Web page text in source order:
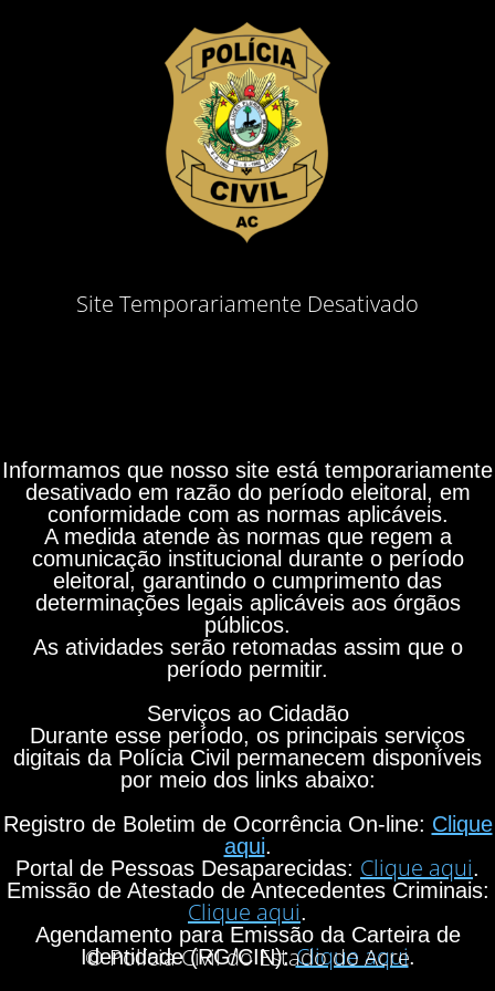
Site Temporariamente Desativado
Informamos que nosso site está temporariamente
desativado em razão do período eleitoral, em
conformidade com as normas aplicáveis.
A medida atende às normas que regem a
comunicação institucional durante o período
eleitoral, garantindo o cumprimento das
determinações legais aplicáveis aos órgãos
públicos.
As atividades serão retomadas assim que o
período permitir.
Serviços ao Cidadão
Durante esse período, os principais serviços
digitais da Polícia Civil permanecem disponíveis
por meio dos links abaixo:
Registro de Boletim de Ocorrência On-line: Clique
aqui.
Portal de Pessoas Desaparecidas: Clique aqui.
Emissão de Atestado de Antecedentes Criminais:
Clique aqui.
Agendamento para Emissão da Carteira de
Identidade (RG/CIN):Clique aqui.
© Polícia Civil do Estado do Acre